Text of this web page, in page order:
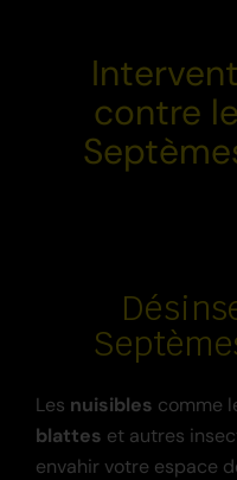
contre
Les nuisibles comme
blattes et autres
envahir votre espace